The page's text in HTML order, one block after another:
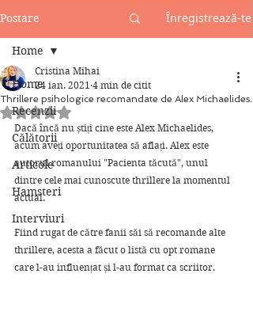
Postare Înregistrează-te
Home
Recenzii
Călătorii
Articole
Hamsteri
Interviuri
Home
Thrillere psihologice recomandate de Alex Michaelides.
Cristina Mihai
24 ian. 2021 4 min de citit
Evaluat(ă) cu NaN din 5 stele.
Dacă încă nu știți cine este Alex Michaelides,
acum aveți oportunitatea să aflați. Alex este
autorul romanului "Pacienta tăcută", unul
dintre cele mai cunoscute thrillere la momentul
actual.
Fiind rugat de către fanii săi să recomande alte
thrillere, acesta a făcut o listă cu opt romane
care l-au influențat și l-au format ca scriitor.